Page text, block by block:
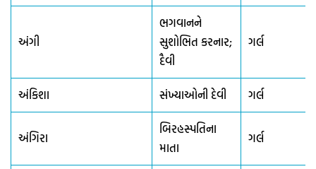
અંગી
ભગવાનને
સુશોભિત કરનાર;
દૈવી
ગર્લ
અંકિશા સંખ્યાઓની દેવી ગર્લ
અંગિરા
બિરહસ્પતિના
માતા
ગર્લ